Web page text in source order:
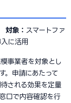
対象： スマートファ
に活用
事業者を対象とし
。申請にあたって
される効果を定量
口で内容確認を行